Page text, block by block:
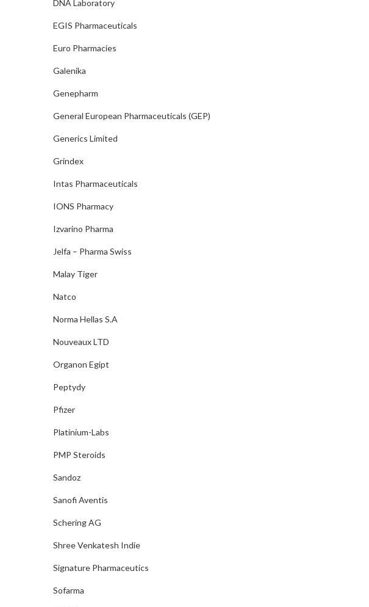
DNA Laboratory
EGIS Pharmaceuticals
Euro Pharmacies
Galenika
Genepharm
General European Pharmaceuticals (GEP)
Generics Limited
Grindex
Intas Pharmaceuticals
IONS Pharmacy
Izvarino Pharma
Jelfa – Pharma Swiss
Malay Tiger
Natco
Norma Hellas S.A
Nouveaux LTD
Organon Egipt
Peptydy
Pfizer
Platinium-Labs
PMP Steroids
Sandoz
Sanofi Aventis
Schering AG
Shree Venkatesh Indie
Signature Pharmaceutics
Sofarma